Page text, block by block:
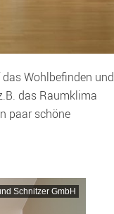
Wohlbefinden und
das Raumklima
paar schöne